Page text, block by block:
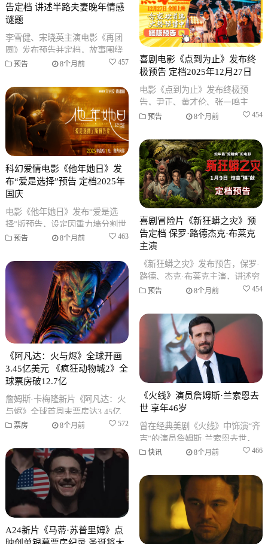
告定档 讲述半路夫妻晚年情感
谜题
李雪健、宋晓英主演电影《再团
圆》发布预告并定档，故事围绕
老人希望与前后两任妻子合葬的
2025
预告 8个月前 457
喜剧电影《点到为止》发布终
极预告 定档2025年12月27日
电影《点到为止》发布终极预
告，尹正、黄才伦、张一鸣主
演，改编自韩国电影《金馆长对
12月2
预告 8个月前 454
科幻爱情电影《他年她日》发
布“爱是选择”预告 定档2025年
国庆
电影《他年她日》发布“爱是选
择”版预告，设定因重力墙分割世
界导致时间流速不同，讲述跨越
预告 8个月前 463
喜剧冒险片《新狂蟒之灾》预
告定档 保罗·路德杰克·布莱克
主演
《新狂蟒之灾》发布预告，保罗·
路德、杰克·布莱克主演，讲述穷
剧组为拍戏深入雨林遭遇真巨蟒
预告 8个月前 454
《阿凡达：火与烬》全球开画
3.45亿美元 《疯狂动物城2》全
球票房破12.7亿
詹姆斯·卡梅隆新片《阿凡达：火
与烬》全球首周末票房达3.45亿
美元，同时《疯狂动物城2》全球
票房 8个月前 572
《火线》演员詹姆斯·兰索恩去
世 享年46岁
曾在经典美剧《火线》中饰演“齐
吉”的演员詹姆斯·兰索恩去世，
享年46岁，死因为自杀。他的演
影。
快讯 8个月前 466
A24新片《马蒂·苏普里姆》点